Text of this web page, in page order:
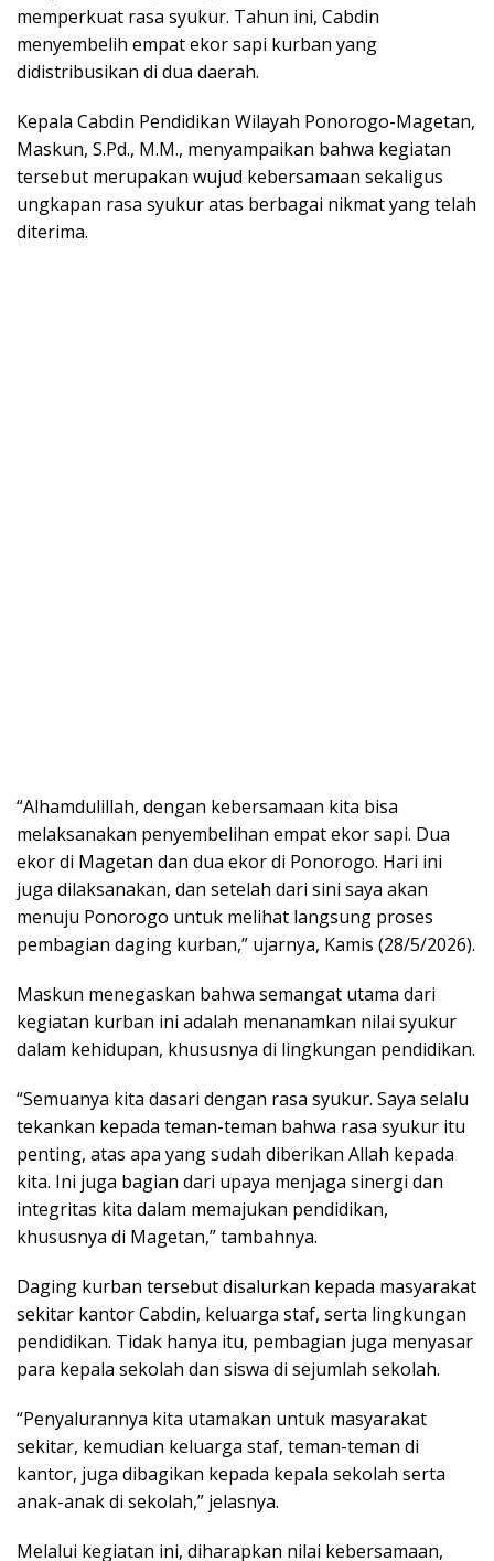
memperkuat rasa syukur. Tahun ini, Cabdin
menyembelih empat ekor sapi kurban yang
didistribusikan di dua daerah.
Kepala Cabdin Pendidikan Wilayah Ponorogo-Magetan,
Maskun, S.Pd., M.M., menyampaikan bahwa kegiatan
tersebut merupakan wujud kebersamaan sekaligus
ungkapan rasa syukur atas berbagai nikmat yang telah
diterima.
“Alhamdulillah, dengan kebersamaan kita bisa
melaksanakan penyembelihan empat ekor sapi. Dua
ekor di Magetan dan dua ekor di Ponorogo. Hari ini
juga dilaksanakan, dan setelah dari sini saya akan
menuju Ponorogo untuk melihat langsung proses
pembagian daging kurban,” ujarnya, Kamis (28/5/2026).
Maskun menegaskan bahwa semangat utama dari
kegiatan kurban ini adalah menanamkan nilai syukur
dalam kehidupan, khususnya di lingkungan pendidikan.
“Semuanya kita dasari dengan rasa syukur. Saya selalu
tekankan kepada teman-teman bahwa rasa syukur itu
penting, atas apa yang sudah diberikan Allah kepada
kita. Ini juga bagian dari upaya menjaga sinergi dan
integritas kita dalam memajukan pendidikan,
khususnya di Magetan,” tambahnya.
Daging kurban tersebut disalurkan kepada masyarakat
sekitar kantor Cabdin, keluarga staf, serta lingkungan
pendidikan. Tidak hanya itu, pembagian juga menyasar
para kepala sekolah dan siswa di sejumlah sekolah.
“Penyalurannya kita utamakan untuk masyarakat
sekitar, kemudian keluarga staf, teman-teman di
kantor, juga dibagikan kepada kepala sekolah serta
anak-anak di sekolah,” jelasnya.
Melalui kegiatan ini, diharapkan nilai kebersamaan,